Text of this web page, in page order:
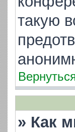
такую
» Как